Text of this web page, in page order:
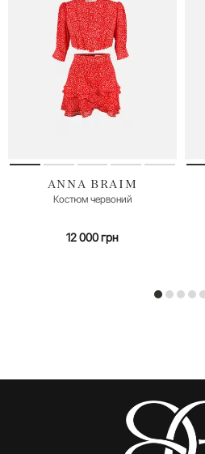
M (46)
ANNA BRAIM
Костюм червоний
12 000 грн